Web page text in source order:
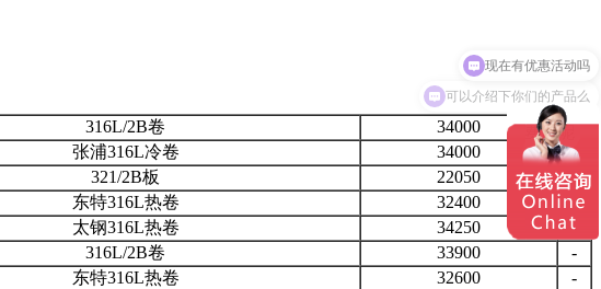
316L/2B卷 34000
-
张浦316L冷卷 34000
-
321/2B板 22050
-
东特316L热卷 32400
-
太钢316L热卷 34250
-
316L/2B卷 33900
-
东特316L热卷 32600
-
可以介绍下你们的产品么